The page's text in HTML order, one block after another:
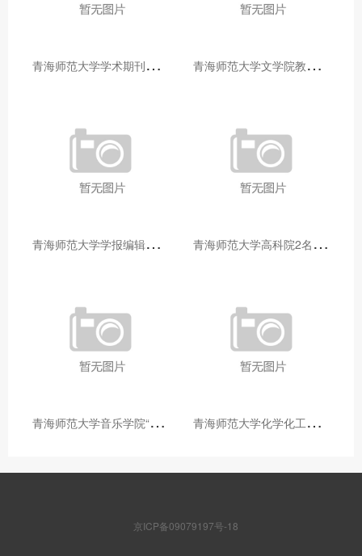
青
海师范大学学术期刊两个专栏入选2025年青海省期刊重点专栏 青
海师范大学文学院教师赴山东省相关高校和学术机构交流学习
青
海师范大学学报编辑部赴大通县城关镇上毛佰胜村开展帮扶慰问活动 青
海师范大学高科院2名专家当选中国科学院院士
青
海师范大学音乐学院“青舞华章”本科舞蹈专业中期汇报圆满落幕 青
海师范大学化学化工学院开展铸牢中华民族共同体意识大讲堂活动
京ICP备09079197号-18